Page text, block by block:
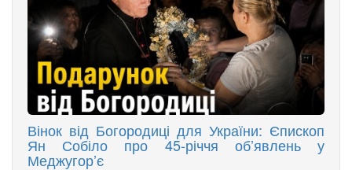
Вінок від Богородиці для України: Єпископ
Ян Собіло про 45-річчя об’явлень у
Меджугор’є